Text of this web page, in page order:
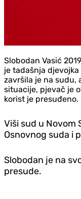
Slobodan Vasić
je tadašnja
završila je na sudu,
situacije, pjevač je
korist je presuđeno.
Viši sud u Novom
Osnovnog suda i
Slobodan je na
presude.